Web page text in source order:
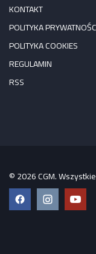
KONTAKT
POLITYKA
POLITYKA COOKIES
REGULAMIN
RSS
© 2026 CGM.
FacebookInstagram